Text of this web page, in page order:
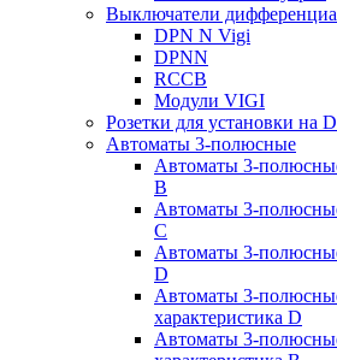
Выключатели
DPN N Vigi
DPNN
RCCB
Модули VIGI
Розетки для установки на
Автоматы 3-полюсные
Автоматы 3-
B
Автоматы 3-
C
Автоматы 3-
D
Автоматы 3-
характеристика D
Автоматы 3-